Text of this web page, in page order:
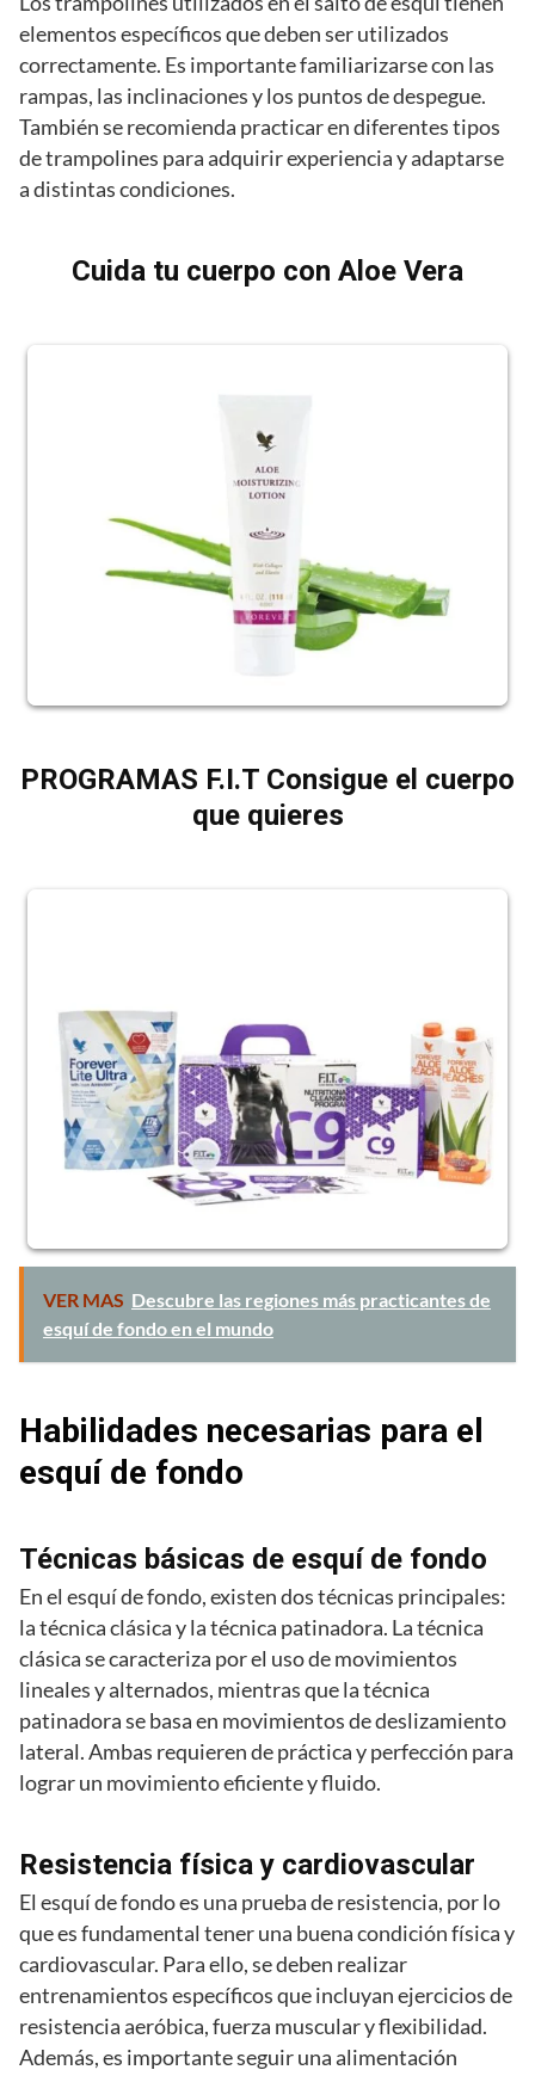
elementos específicos que deben ser utilizados
correctamente. Es importante familiarizarse con las
rampas, las inclinaciones y los puntos de despegue.
También se recomienda practicar en diferentes tipos
de trampolines para adquirir experiencia y adaptarse
a distintas condiciones.
Cuida tu cuerpo con Aloe Vera
PROGRAMAS F.I.T Consigue el cuerpo
que quieres
VER MAS Descubre las regiones más practicantes de
esquí de fondo en el mundo
Habilidades necesarias para el
esquí de fondo
Técnicas básicas de esquí de fondo
En el esquí de fondo, existen dos técnicas principales:
la técnica clásica y la técnica patinadora. La técnica
clásica se caracteriza por el uso de movimientos
lineales y alternados, mientras que la técnica
patinadora se basa en movimientos de deslizamiento
lateral. Ambas requieren de práctica y perfección para
lograr un movimiento eficiente y fluido.
Resistencia física y cardiovascular
El esquí de fondo es una prueba de resistencia, por lo
que es fundamental tener una buena condición física y
cardiovascular. Para ello, se deben realizar
entrenamientos específicos que incluyan ejercicios de
resistencia aeróbica, fuerza muscular y flexibilidad.
Además, es importante seguir una alimentación